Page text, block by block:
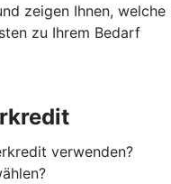
zeigen Ihnen, welche
zu Ihrem Bedarf
verwenden?